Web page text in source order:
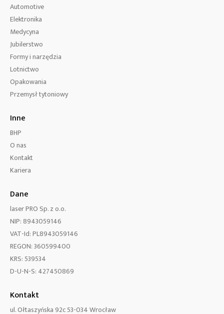
Automotive
Elektronika
Medycyna
Jubilerstwo
Formy i narzędzia
Lotnictwo
Opakowania
Przemysł tytoniowy
Inne
BHP
O nas
Kontakt
Kariera
Dane
laser PRO Sp. z o.o.
NIP: 8943059146
VAT-Id: PL8943059146
REGON: 360599400
KRS: 539534
D-U-N-S: 427450869
Kontakt
ul. Ołtaszyńska 92c 53-034 Wrocław